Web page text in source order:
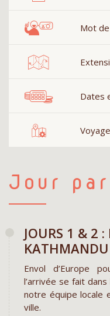
Mot
Dates
Jour
JOURS 1 & 2
KATHMANDU
Envol d’Europe
l’arrivée se fait
notre équipe locale
ville.